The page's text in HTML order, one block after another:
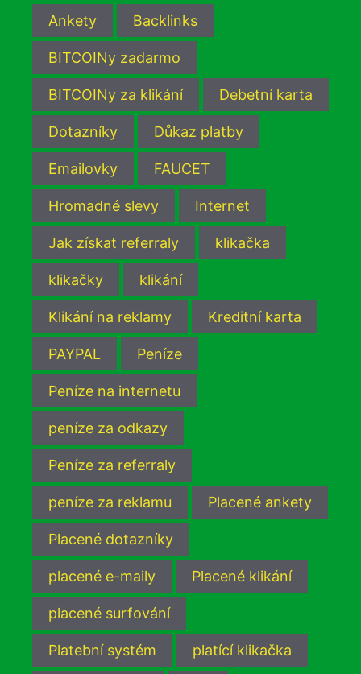
Ankety Backlinks
BITCOINy zadarmo
BITCOINy za klikání Debetní karta
Dotazníky Důkaz platby
Emailovky FAUCET
Hromadné slevy Internet
Jak získat referraly klikačka
klikačky klikání
Klikání na reklamy Kreditní karta
PAYPAL Peníze
Peníze na internetu
peníze za odkazy
Peníze za referraly
peníze za reklamu Placené ankety
Placené dotazníky
placené e-maily Placené klikání
placené surfování
Platební systém platící klikačka